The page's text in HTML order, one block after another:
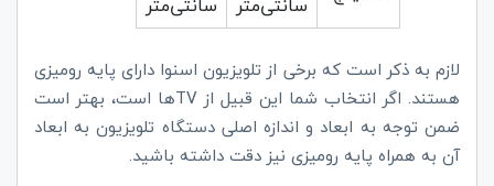
لازم به ذکر است که برخی از تلویزیون اسنوا دارای پایه رومیزی
هستند. اگر انتخاب شما این قبیل از TVها است، بهتر است
ضمن توجه به ابعاد و اندازه اصلی دستگاه تلویزیون به ابعاد
آن به همراه پایه رومیزی نیز دقت داشته باشید.